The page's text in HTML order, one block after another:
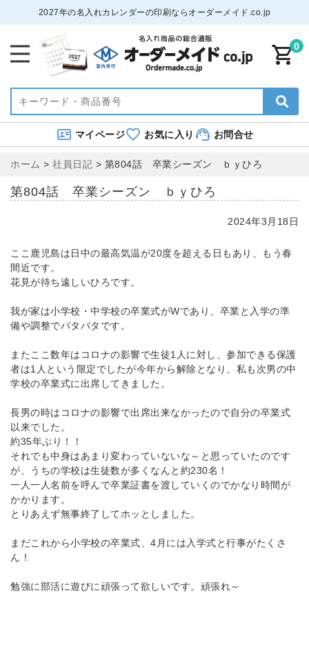
2027年の名入れカレンダーの印刷ならオーダーメイド.co.jp
0
マイページ お気に入り お問合せ
ホーム > 社員日記 > 第804話 卒業シーズン ｂｙひろ
第804話 卒業シーズン ｂｙひろ
2024年3月18日
ここ鹿児島は日中の最高気温が20度を超える日もあり、もう春
間近です。
花見が待ち遠しいひろです。
我が家は小学校・中学校の卒業式がWであり、卒業と入学の準
備や調整でバタバタです。
またここ数年はコロナの影響で生徒1人に対し、参加できる保護
者は1人という限定でしたが今年から解除となり、私も次男の中
学校の卒業式に出席してきました。
長男の時はコロナの影響で出席出来なかったので自分の卒業式
以来でした。
約35年ぶり！！
それでも中身はあまり変わっていないな～と思っていたのです
が、うちの学校は生徒数が多くなんと約230名！
一人一人名前を呼んで卒業証書を渡していくのでかなり時間が
かかります。
とりあえず無事終了してホッとしました。
まだこれから小学校の卒業式、4月には入学式と行事がたくさ
ん！
勉強に部活に遊びに頑張って欲しいです。頑張れ～